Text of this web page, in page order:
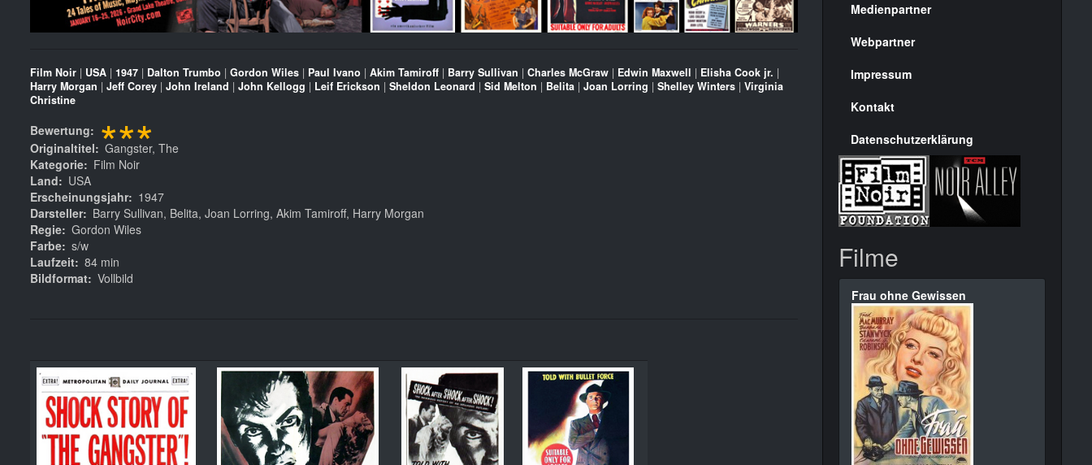
Film Noir | USA | 1947 | Dalton Trumbo | Gordon Wiles | Paul Ivano | Akim Tamiroff | Barry Sullivan | Charles McGraw | Edwin Maxwell | Elisha Cook jr. |
Harry Morgan | Jeff Corey | John Ireland | John Kellogg | Leif Erickson | Sheldon Leonard | Sid Melton | Belita | Joan Lorring | Shelley Winters | Virginia
Christine
Bewertung ***
Originaltitel
Gangster, The
Kategorie
Film Noir
Land
USA
Erscheinungsjahr
1947
Darsteller
Barry Sullivan, Belita, Joan Lorring, Akim Tamiroff, Harry Morgan
Regie Gordon Wiles
Farbe s/w
Laufzeit 84 min
Bildformat Vollbild
Menülinks
rechte
Seite
Medienpartner
Webpartner
Impressum
Kontakt
Datenschutzerklärung
Filme
Frau ohne Gewissen